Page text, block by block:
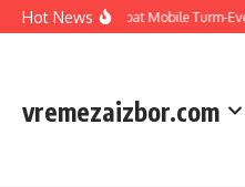
Skip to content
Hot News
Mortal Kombat Mobile Turm-
vremezaizbor.com